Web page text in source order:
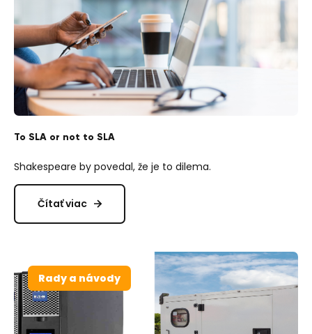
To SLA or not to SLA
Shakespeare by povedal, že je to dilema.
Čítať viac
Rady a návody